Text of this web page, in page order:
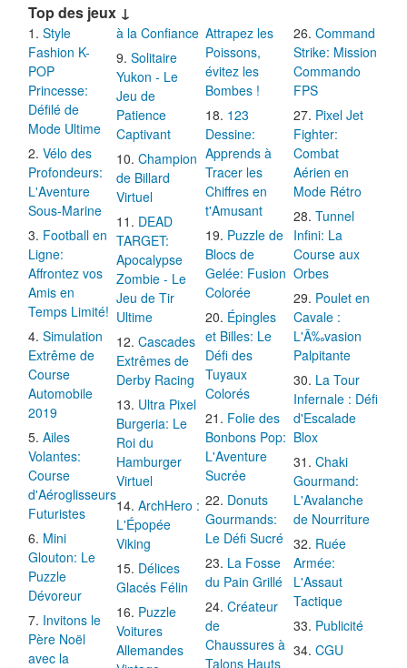
Top des jeux ↓
Style
Fashion K-
POP
Princesse:
Défilé de
Mode Ultime
Vélo des
Profondeurs:
L'Aventure
Sous-Marine
Football en
Ligne:
Affrontez vos
Amis en
Temps Limité!
Simulation
Extrême de
Course
Automobile
2019
Ailes
Volantes:
Course
d'Aéroglisseurs
Futuristes
Mini
Glouton: Le
Puzzle
Dévoreur
Invitons le
Père Noël
avec la
à la Confiance
Solitaire
Yukon - Le
Jeu de
Patience
Captivant
Champion
de Billard
Virtuel
DEAD
TARGET:
Apocalypse
Zombie - Le
Jeu de Tir
Ultime
Cascades
Extrêmes de
Derby Racing
Ultra Pixel
Burgeria: Le
Roi du
Hamburger
Virtuel
ArchHero :
L'Épopée
Viking
Délices
Glacés Félin
Puzzle
Voitures
Allemandes
Attrapez les
Poissons,
évitez les
Bombes !
123
Dessine:
Apprends à
Tracer les
Chiffres en
t'Amusant
Puzzle de
Blocs de
Gelée: Fusion
Colorée
Épingles
et Billes: Le
Défi des
Tuyaux
Colorés
Folie des
Bonbons Pop:
L'Aventure
Sucrée
Donuts
Gourmands:
Le Défi Sucré
La Fosse
du Pain Grillé
Créateur
de
Chaussures à
Talons Hauts
Command
Strike: Mission
Commando
FPS
Pixel Jet
Fighter:
Combat
Aérien en
Mode Rétro
Tunnel
Infini: La
Course aux
Orbes
Poulet en
Cavale :
L'Ã‰vasion
Palpitante
La Tour
Infernale : Défi
d'Escalade
Blox
Chaki
Gourmand:
L'Avalanche
de Nourriture
Ruée
Armée:
L'Assaut
Tactique
Publicité
CGU